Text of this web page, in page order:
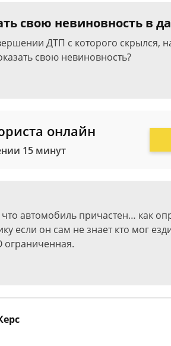
свою невиновность в
ДТП с которого скрылся,
свою невиновность?
онлайн
15 минут
что автомобиль причастен… как
если он сам не знает кто мог
ограниченная.